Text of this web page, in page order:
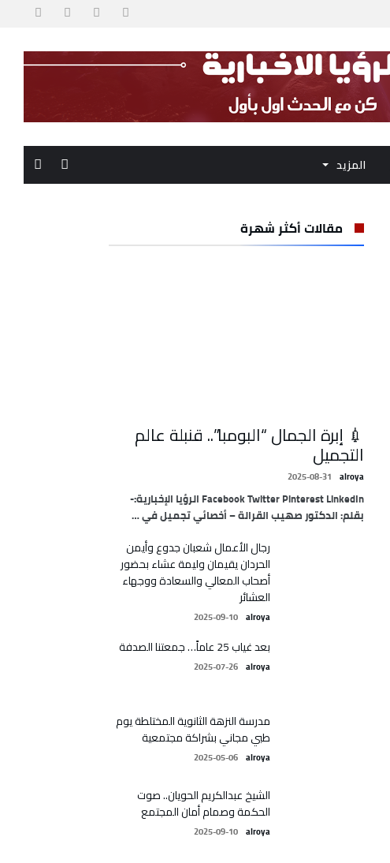
المزيد
مقالات أكثر شهرة
💉 إبرة الجمال “البومبا”.. قنبلة عالم
التجميل
alroya
2025-08-31
Facebook Twitter Pinterest LinkedIn الرؤيا الإخبارية:-
بقلم: الدكتور صهيب القرالة – أخصائي تجميل في …
رجال الأعمال شعبان جدوع وأيمن
الحردان يقيمان وليمة عشاء بحضور
أصحاب المعالي والسعادة ووجهاء
العشائر
alroya
2025-09-10
بعد غياب 25 عاماً… جمعتنا الصدفة
alroya
2025-07-26
مدرسة النزهة الثانوية المختلطة يوم
طبي مجاني بشراكة مجتمعية
alroya
2025-05-06
الشيخ عبدالكريم الحويان.. صوت
الحكمة وصمام أمان المجتمع
alroya
2025-09-10